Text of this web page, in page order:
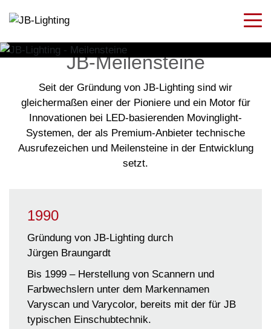
JB-Meilensteine
Seit der Gründung von JB-Lighting sind wir
gleichermaßen einer der Pioniere und ein Motor für
Innovationen bei LED-basierenden Movinglight-
Systemen, der als Premium-Anbieter technische
Ausrufezeichen und Meilensteine in der Entwicklung
setzt.
1990
Gründung von JB-Lighting durch
Jürgen Braungardt
Bis 1999 – Herstellung von Scannern und
Farbwechslern unter dem Markennamen
Varyscan und Varycolor, bereits mit der für JB
typischen Einschubtechnik.